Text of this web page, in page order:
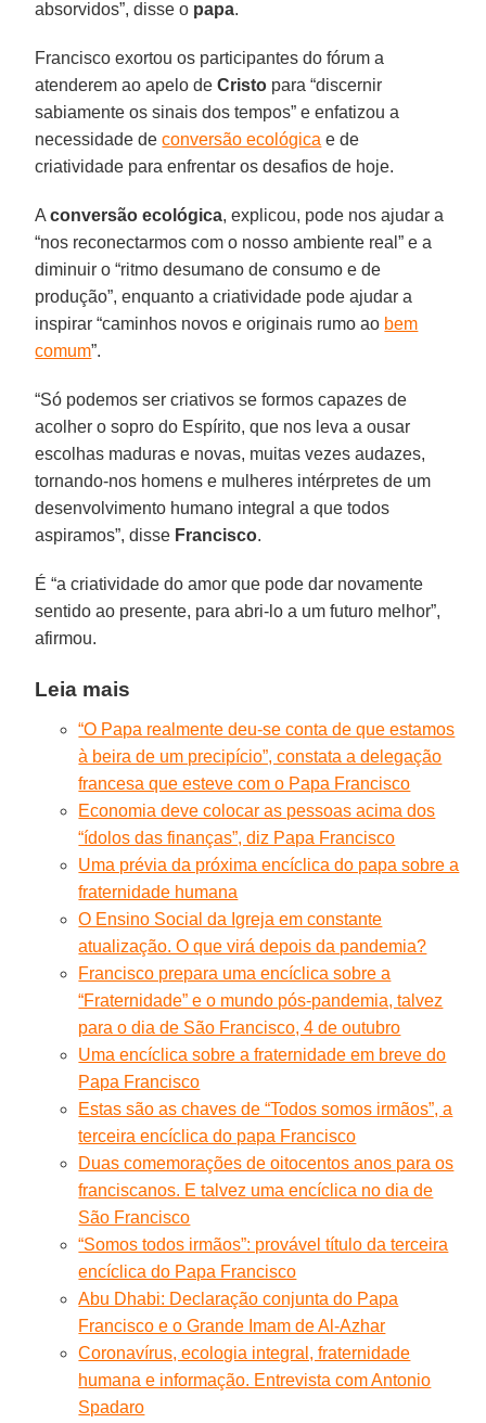
absorvidos”, disse o papa.
Francisco exortou os participantes do fórum a
atenderem ao apelo deCristo para “discernir
sabiamente os sinais dos tempos” e enfatizou a
necessidade deconversão ecológica e de
criatividade para enfrentar os desafios de hoje.
Aconversão ecológica, explicou, pode nos ajudar a
“nos reconectarmos com o nosso ambiente real” e a
diminuir o “ritmo desumano de consumo e de
produção”, enquanto a criatividade pode ajudar a
inspirar “caminhos novos e originais rumo ao bem
comum”.
“Só podemos ser criativos se formos capazes de
acolher o sopro do Espírito, que nos leva a ousar
escolhas maduras e novas, muitas vezes audazes,
tornando-nos homens e mulheres intérpretes de um
desenvolvimento humano integral a que todos
aspiramos”, disse Francisco.
É “a criatividade do amor que pode dar novamente
sentido ao presente, para abri-lo a um futuro melhor”,
afirmou.
Leia mais
“O Papa realmente deu-se conta de que estamos
à beira de um precipício”, constata a delegação
francesa que esteve com o Papa Francisco
Economia deve colocar as pessoas acima dos
“ídolos das finanças”, diz Papa Francisco
Uma prévia da próxima encíclica do papa sobre a
fraternidade humana
O Ensino Social da Igreja em constante
atualização. O que virá depois da pandemia?
Francisco prepara uma encíclica sobre a
“Fraternidade” e o mundo pós-pandemia, talvez
para o dia de São Francisco, 4 de outubro
Uma encíclica sobre a fraternidade em breve do
Papa Francisco
Estas são as chaves de “Todos somos irmãos”, a
terceira encíclica do papa Francisco
Duas comemorações de oitocentos anos para os
franciscanos. E talvez uma encíclica no dia de
São Francisco
“Somos todos irmãos”: provável título da terceira
encíclica do Papa Francisco
Abu Dhabi: Declaração conjunta do Papa
Francisco e o Grande Imam de Al-Azhar
Coronavírus, ecologia integral, fraternidade
humana e informação. Entrevista com Antonio
Spadaro